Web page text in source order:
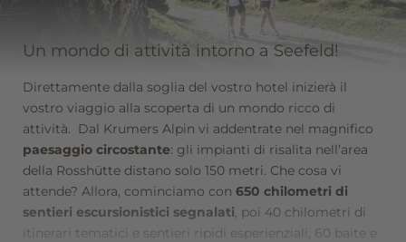
Un mondo di attività intorno a Seefeld!
Direttamente dalla soglia del vostro hotel inizierà il
vostro viaggio alla scoperta di un mondo ricco di
attività. Dal Krumers Alpin vi addentrate nel magnifico
paesaggio circostante: gli impianti di risalita nell’area
della Rosshütte distano solo 150 metri. Che cosa vi
attende? Allora, cominciamo con 650 chilometri di
sentieri escursionistici segnalati , poi 40 chilometri di
itinerari tematici e sentieri ripidi esperienziali, 60 baite e
Registrazione alla newsletter
Signor
Nome Cognome*
E-mail*